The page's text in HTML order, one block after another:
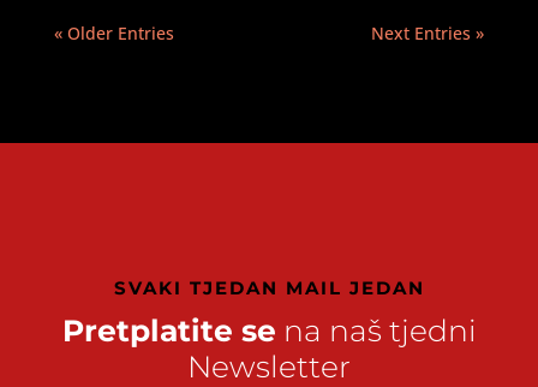
« Older Entries Next Entries »
SVAKI TJEDAN MAIL JEDAN
Pretplatite se na naš tjedni
Newsletter